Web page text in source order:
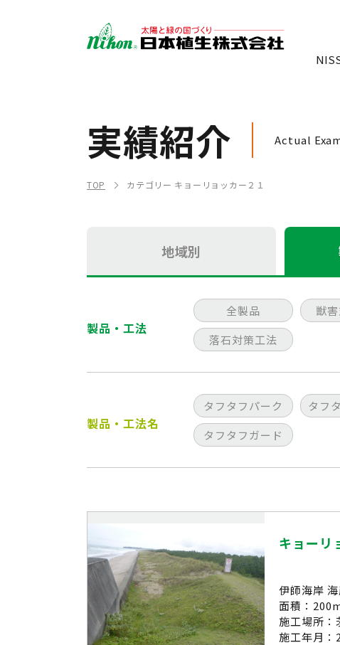
実績紹介 Actual
TOP カテゴリー キョーリョッカー２１
地域別
製品・工法
全製品 獣
落石対策工法
製品・工法名
タフタフパーク タフ
タフタフガード
キョーリ
伊師海岸
面積：
施工場所：
施工年月：